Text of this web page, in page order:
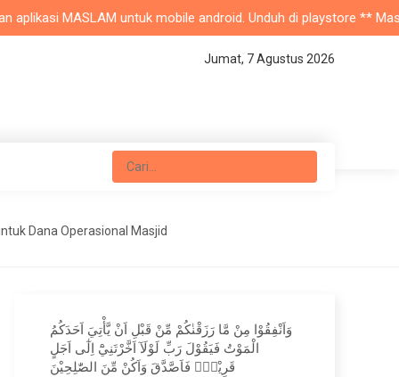
MASLAM untuk mobile android. Unduh di playstore ** Masjid
Jumat, 7 Agustus 2026
Dana Operasional Masjid
وَاَنْفِقُوْا مِنْ مَّا رَزَقْنٰكُمْ مِّنْ قَبْلِ اَنْ يَّأْتِيَ اَحَدَكُمُ
الْمَوْتُ فَيَقُوْلَ رَبِّ لَوْلَآ اَخَّرْتَنِيْٓ اِلٰٓى اَجَلٍ
قَرِيْبٍۚ فَاَصَّدَّقَ وَاَكُنْ مِّنَ الصّٰلِحِيْنَ